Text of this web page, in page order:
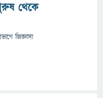
থেকে
জিজ্ঞাসা